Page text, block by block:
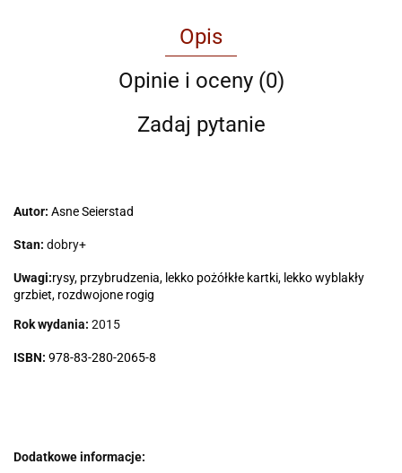
Opis
Opinie i oceny (0)
Zadaj pytanie
Autor: Asne Seierstad
Stan: dobry+
Uwagi:rysy, przybrudzenia, lekko pożółkłe kartki, lekko wyblakły
grzbiet, rozdwojone rogig
Rok wydania: 2015
ISBN: 978-83-280-2065-8
Dodatkowe informacje: